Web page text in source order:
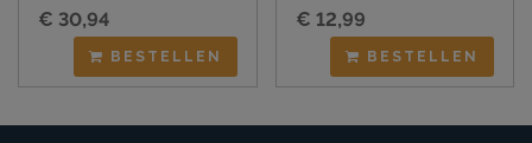
€ 30,94
BESTELLEN
€ 12,99
BESTELLEN